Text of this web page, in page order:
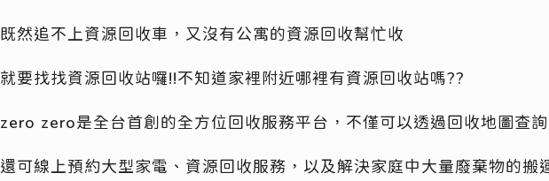
既然追不上資源回收車，又沒有公寓的資源回收幫忙收
就要找找資源回收站囉!!不知道家裡附近哪裡有資源回收站嗎??
zero zero是全台首創的全方位回收服務平台，不僅可以透過回收地圖查
還可線上預約大型家電、資源回收服務，以及解決家庭中大量廢棄物的搬